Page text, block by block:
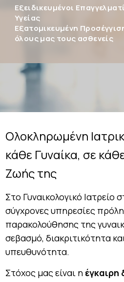
Εξειδικευμένοι
Υγείας
Εξατομικευμένη
όλους μας τους ασθενείς
Ολοκληρωμένη
κάθε Γυναίκα, σε
Ζωής της
Στο Γυναικολογικό Ιατρείο
σύγχρονες υπηρεσίες
παρακολούθησης της
σεβασμό, διακριτικότητα
υπευθυνότητα.
Στόχος μας είναι η έγκαιρη